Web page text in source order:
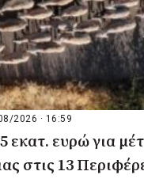
2026 · 16:59
ευρώ για
στις 13